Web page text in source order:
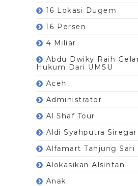
16 Lokasi Dugem
16 Persen
4 Miliar
Abdu Dwiky Raih
Hukum Dari UMSU
Aceh
Administrator
Al Shaf Tour
Aldi Syahputra Siregar
Alfamart Tanjung Sari
Alokasikan Alsintan
Anak